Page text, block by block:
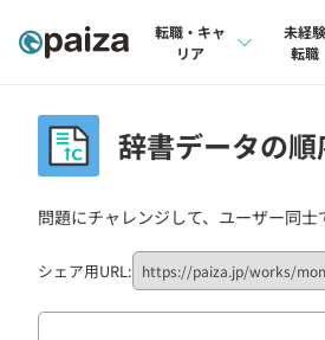
転職・キャ
リア
インタビュー
転職成功ガイド
転職エージェント
未経験
転職
イ
転
辞書データの
問題にチャレンジして、ユーザー同
シェア用URL: